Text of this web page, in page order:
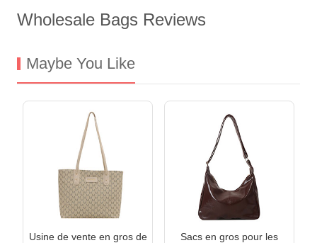
Wholesale Bags Reviews
Maybe You Like
Usine de vente en gros de
Sacs en gros pour les